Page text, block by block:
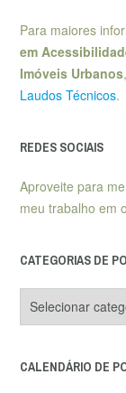
Para maiores
em
Imóveis Urbanos
Laudos Técnicos.
REDES SOCIAIS
Aproveite para
meu trabalho em
CATEGORIAS DE
de
CALENDÁRIO DE